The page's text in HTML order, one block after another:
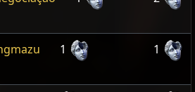
1
1